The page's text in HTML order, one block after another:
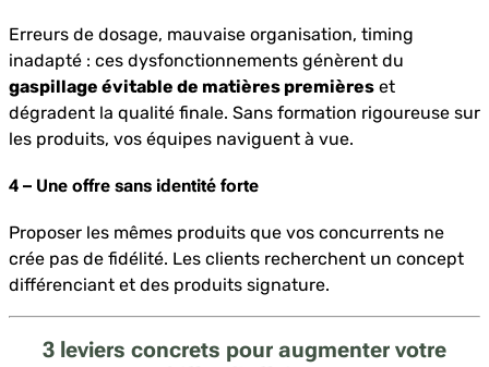
Erreurs de dosage, mauvaise organisation, timing
inadapté : ces dysfonctionnements génèrent du
gaspillage évitable de matières premières et
dégradent la qualité finale. Sans formation rigoureuse sur
les produits, vos équipes naviguent à vue.
4 – Une offre sans identité forte
Proposer les mêmes produits que vos concurrents ne
crée pas de fidélité. Les clients recherchent un concept
différenciant et des produits signature.
3 leviers concrets pour augmenter votre